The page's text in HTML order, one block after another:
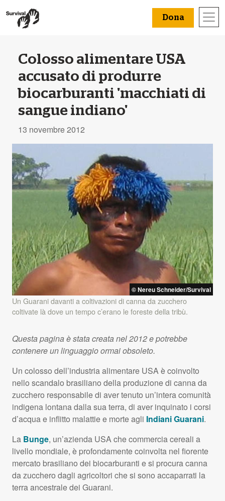
Dona
Colosso alimentare USA
accusato di produrre
biocarburanti 'macchiati di
sangue indiano'
13 novembre 2012
© Nereu Schneider/Survival
Un Guarani davanti a coltivazioni di canna da zucchero
coltivate là dove un tempo c’erano le foreste della tribù.
Questa pagina è stata creata nel 2012 e potrebbe
contenere un linguaggio ormai obsoleto.
Un colosso dell’industria alimentare USAè coinvolto
nello scandalo brasiliano della produzione di canna da
zucchero responsabile di aver tenuto un’intera comunità
indigena lontana dalla sua terra, di aver inquinato i corsi
d’acqua e inflitto malattie e morte agli Indiani Guarani.
La Bunge, un’azienda USAche commercia cereali a
livello mondiale, è profondamente coinvolta nel fiorente
mercato brasiliano dei biocarburanti e si procura canna
da zucchero dagli agricoltori che si sono accaparrati la
terra ancestrale dei Guarani.